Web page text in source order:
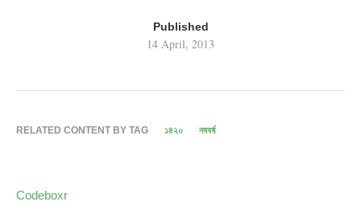
Published
14 April, 2013
RELATED CONTENT BY TAG ১৪২০ নববর্ষ
Codeboxr